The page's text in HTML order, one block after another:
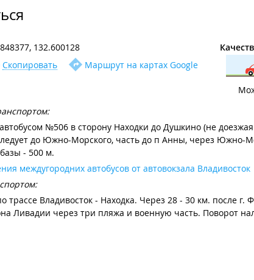
132.600128
Скопировать
Маршрут на картах Google
№506 в сторону Находки до Душкино (не
до Южно-Морского, часть до п Анны, через Южно-
- 500 м.
междугородних автобусов от автовокзала Владивосток
трассе Владивосток - Находка. Через 28 - 30 км. после
Ливадии через три пляжа и военную часть. Поворот